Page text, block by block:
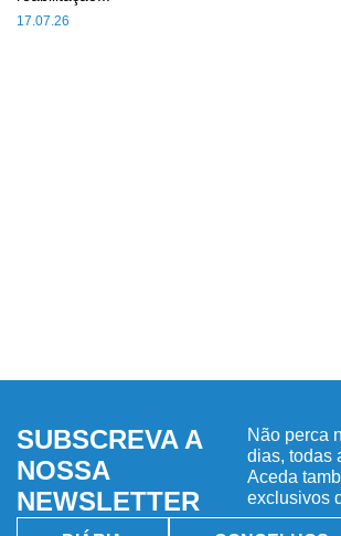
17.07.26
SUBSCREVA A
NOSSA
NEWSLETTER
Não perca
dias, todas
Aceda
exclusivos